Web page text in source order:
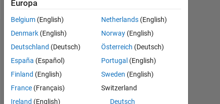
Empfehlungen
Please
login
to
endorse
this
Europa
Belgium (English)
Denmark (English)
Deutschland (Deutsch)
España (Español)
Finland (English)
France (Français)
Ireland (English)
Netherlands (English)
Norway (English)
Österreich (Deutsch)
Portugal (English)
Sweden (English)
Switzerland
Deutsch